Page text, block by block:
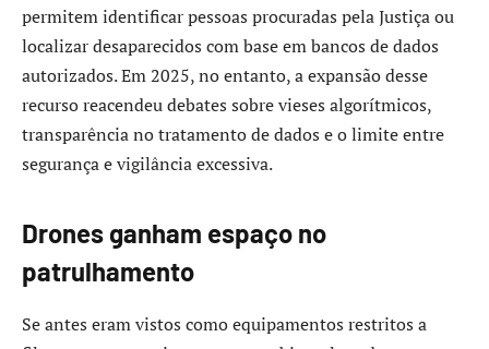
permitem identificar pessoas procuradas pela Justiça ou
localizar desaparecidos com base em bancos de dados
autorizados. Em 2025, no entanto, a expansão desse
recurso reacendeu debates sobre vieses algorítmicos,
transparência no tratamento de dados e o limite entre
segurança e vigilância excessiva.
Drones ganham espaço no
patrulhamento
Se antes eram vistos como equipamentos restritos a